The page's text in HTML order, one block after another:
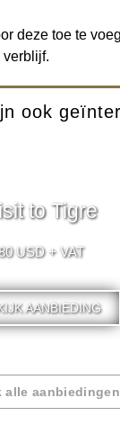
deze toe te
verblijf.
ook
to Tigre
USD + VAT
AANBIEDING
alle aanbiedingen